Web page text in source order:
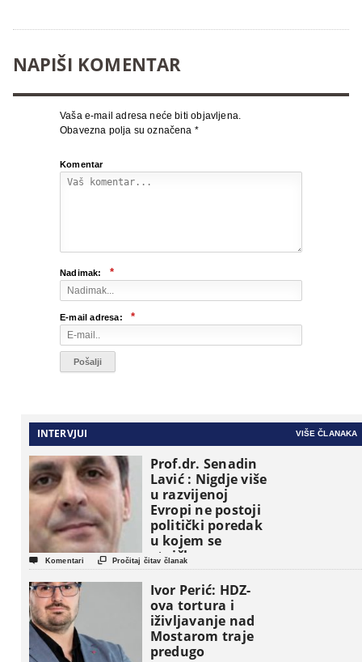
NAPIŠI KOMENTAR
Vaša e-mail adresa neće biti objavljena.
Obavezna polja su označena *
Komentar
Nadimak: *
E-mail adresa: *
INTERVJUI VIŠE ČLANAKA
Prof.dr. Senadin
Lavić : Nigdje više
u razvijenoj
Evropi ne postoji
politički poredak
u kojem se
etničke grupe
pojavljuju kao
osnovne
političke jedinice
 Komentari  Pročitaj čitav članak
Ivor Perić: HDZ-
ova tortura i
iživljavanje nad
Mostarom traje
predugo